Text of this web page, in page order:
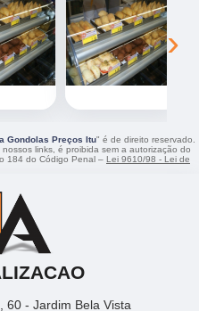
›
Gondolas Preços Itu" é de direito reservado.
links, é proibida sem a autorização do
184 do Código Penal – Lei 9610/98 - Lei de
60 - Jardim Bela Vista